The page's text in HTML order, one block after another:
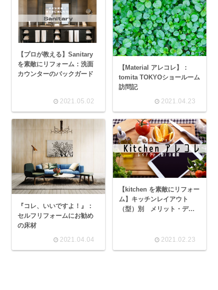
【プロが教える】Sanitary
を素敵にリフォーム：洗面
カウンターのバックガード
2021.05.02
【Material アレコレ】：
tomita TOKYOショールーム
訪問記
2021.04.23
『コレ、いいですよ！』：
セルフリフォームにお勧め
の床材
2021.04.04
【kitchen を素敵にリフォー
ム】キッチンレイアウト
（型）別 メリット・デメ
2021.02.23